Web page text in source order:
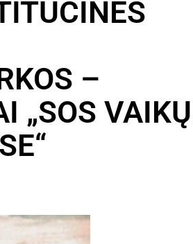
–
„SOS VAIKŲ